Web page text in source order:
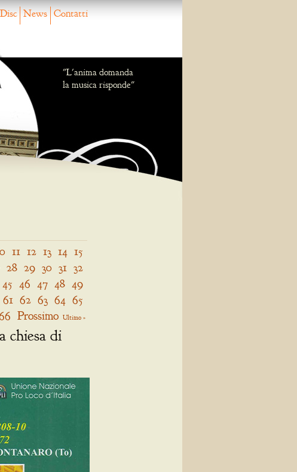
News Contatti
"L'anima domanda
la musica risponde"
11 12 13 14 15
28 29 30 31 32
45 46 47 48 49
61 62 63 64 65
Prossimo Ultimo »
chiesa di